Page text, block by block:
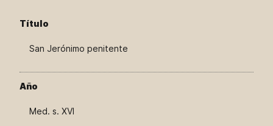
Título
San Jerónimo penitente
Año
Med. s. XVI